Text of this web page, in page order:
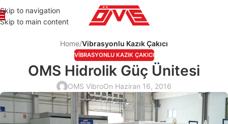
Skip to navigation
Skip to main content
Home/Vibrasyonlu Kazık Çakıcı
VIBRASYONLU KAZIK ÇAKICI
OMS Hidrolik Güç Ünitesi
OMS VibroOn Haziran 16, 2016